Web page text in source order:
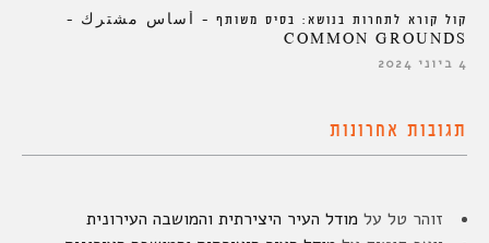
קול קורא לתחרות בנושא: בסיס משותף – أساس مشترك –
COMMON GROUNDS
4 ביוני 2024
תגובות אחרונות
זוהר טל על מודל העיר היצירתית והמושבה העירונית